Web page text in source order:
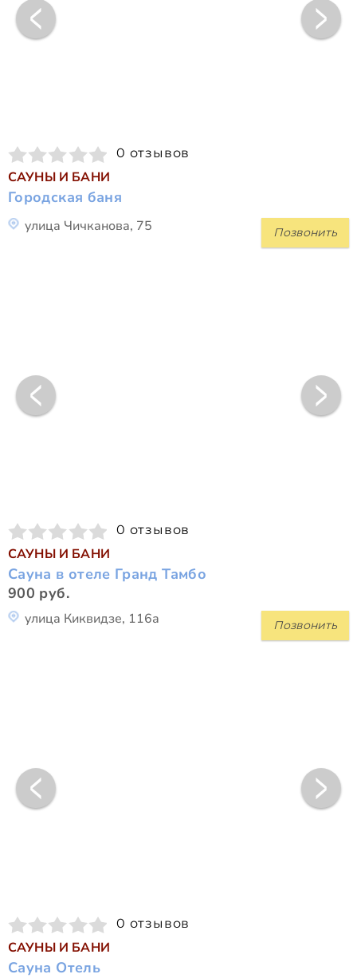
0 отзывов
САУНЫ И БАНИ
Городская баня
Позвонить
улица Чичканова, 75
0 отзывов
САУНЫ И БАНИ
Сауна в отеле Гранд Тамбо
900 руб.
Позвонить
улица Киквидзе, 116а
0 отзывов
САУНЫ И БАНИ
Сауна Отель